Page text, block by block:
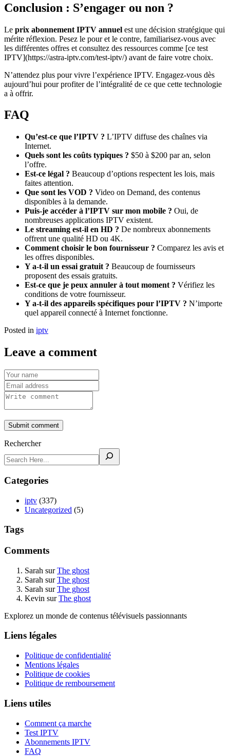
Conclusion : S’engager ou non ?
Le prix abonnement IPTV annuel est une décision stratégique qui
mérite réflexion. Pesez le pour et le contre, familiarisez-vous avec
les différentes offres et consultez des ressources comme [ce test
IPTV](https://astra-iptv.com/test-iptv/) avant de faire votre choix.
N’attendez plus pour vivre l’expérience IPTV. Engagez-vous dès
aujourd’hui pour profiter de l’intégralité de ce que cette technologie
a à offrir.
FAQ
Qu’est-ce que l’IPTV ? L’IPTV diffuse des chaînes via
Internet.
Quels sont les coûts typiques ? $50 à $200 par an, selon
l’offre.
Est-ce légal ? Beaucoup d’options respectent les lois, mais
faites attention.
Que sont les VOD ? Video on Demand, des contenus
disponibles à la demande.
Puis-je accéder à l’IPTV sur mon mobile ? Oui, de
nombreuses applications IPTV existent.
Le streaming est-il en HD ? De nombreux abonnements
offrent une qualité HD ou 4K.
Comment choisir le bon fournisseur ? Comparez les avis et
les offres disponibles.
Y a-t-il un essai gratuit ? Beaucoup de fournisseurs
proposent des essais gratuits.
Est-ce que je peux annuler à tout moment ? Vérifiez les
conditions de votre fournisseur.
Y a-t-il des appareils spécifiques pour l’IPTV ? N’importe
quel appareil connecté à Internet fonctionne.
Posted in iptv
Leave a comment
Submit comment
Rechercher
Categories
iptv (337)
Uncategorized (5)
Tags
Comments
Sarah surThe ghost
Sarah surThe ghost
Sarah surThe ghost
Kevin surThe ghost
Explorez un monde de contenus télévisuels passionnants
Liens légales
Politique de confidentialité
Mentions légales
Politique de cookies
Politique de remboursement
Liens utiles
Comment ça marche
Test IPTV
Abonnements IPTV
FAQ